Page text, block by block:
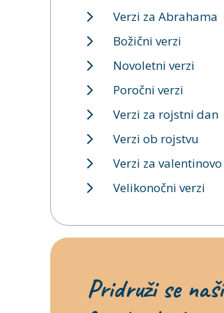
Verzi za Abrahama
Božični verzi
Novoletni verzi
Poročni verzi
Verzi za rojstni dan
Verzi ob rojstvu
Verzi za valentinovo
Velikonočni verzi
Pridruži se naši